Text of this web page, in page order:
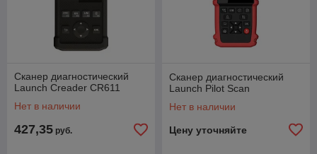
Сканер диагностический
Launch Creader CR611
Нет в наличии
427,35 руб.
Сканер диагностический
Launch Pilot Scan
Нет в наличии
Цену уточняйте